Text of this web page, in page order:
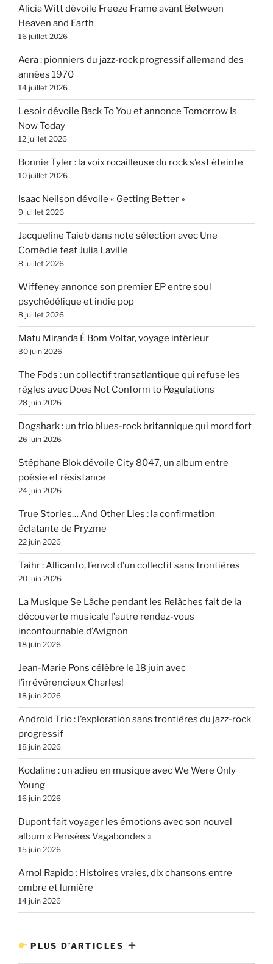
Alicia Witt dévoile Freeze Frame avant Between
Heaven and Earth
16 juillet 2026
Aera : pionniers du jazz-rock progressif allemand des
années 1970
14 juillet 2026
Lesoir dévoile Back To You et annonce Tomorrow Is
Now Today
12 juillet 2026
Bonnie Tyler : la voix rocailleuse du rock s’est éteinte
10 juillet 2026
Isaac Neilson dévoile « Getting Better »
9 juillet 2026
Jacqueline Taieb dans note sélection avec Une
Comédie feat Julia Laville
8 juillet 2026
Wiffeney annonce son premier EP entre soul
psychédélique et indie pop
8 juillet 2026
Matu Miranda É Bom Voltar, voyage intérieur
30 juin 2026
The Fods : un collectif transatlantique qui refuse les
règles avec Does Not Conform to Regulations
28 juin 2026
Dogshark : un trio blues-rock britannique qui mord fort
26 juin 2026
Stéphane Blok dévoile City 8047, un album entre
poésie et résistance
24 juin 2026
True Stories… And Other Lies : la confirmation
éclatante de Pryzme
22 juin 2026
Taihr : Allicanto, l’envol d’un collectif sans frontières
20 juin 2026
La Musique Se Lâche pendant les Relâches fait de la
découverte musicale l’autre rendez-vous
incontournable d’Avignon
18 juin 2026
Jean-Marie Pons célèbre le 18 juin avec
l’irrévérencieux Charles!
18 juin 2026
Android Trio : l’exploration sans frontières du jazz-rock
progressif
18 juin 2026
Kodaline : un adieu en musique avec We Were Only
Young
16 juin 2026
Dupont fait voyager les émotions avec son nouvel
album « Pensées Vagabondes »
15 juin 2026
Arnol Rapido : Histoires vraies, dix chansons entre
ombre et lumière
14 juin 2026
PLUS D’ARTICLES